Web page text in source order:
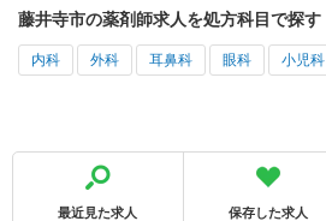
藤井寺市の薬剤師求人を処方科目で探す
内科 外科 耳鼻科 眼科 小児科
最近見た求人 保存した求人